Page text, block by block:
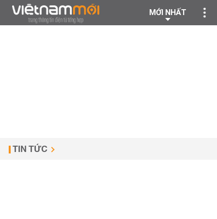
MỚI NHẤT
TIN TỨC